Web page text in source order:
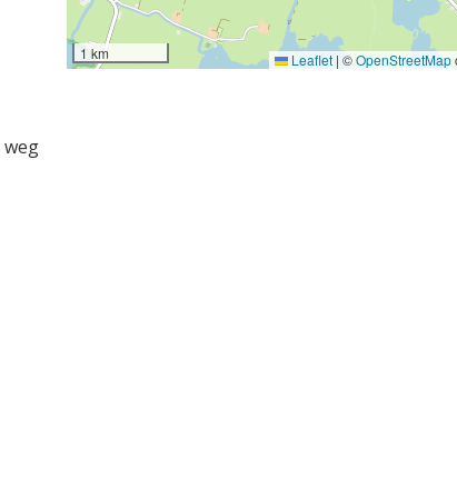
weg
1 km Leaflet | ©OpenStreetMap